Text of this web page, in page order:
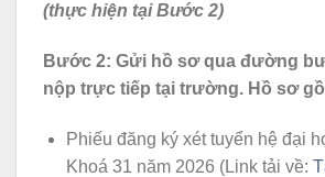
(thực hiện tại Bước 2)
Bước 2: Gửi hồ sơ qua đường
nộp trực tiếp tại trường. Hồ sơ
Phiếu đăng ký xét tuyển hệ đại
Khoá 31 năm 2026 (Link tải về: